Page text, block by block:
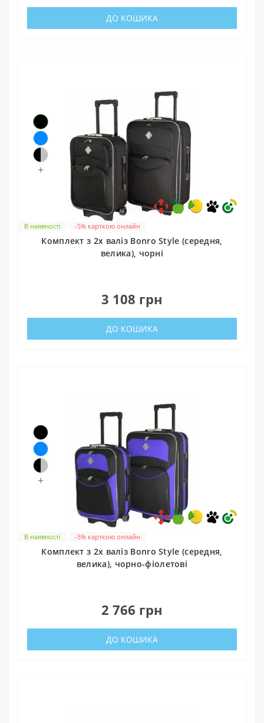
ДО КОШИКА
В наявності
+
-5% карткою онлайн
Комплект з 2х валіз Bonro Style (середня,
велика), чорні
3 108 грн
ДО КОШИКА
В наявності
+
-5% карткою онлайн
Комплект з 2х валіз Bonro Style (середня,
велика), чорно-фіолетові
2 766 грн
ДО КОШИКА